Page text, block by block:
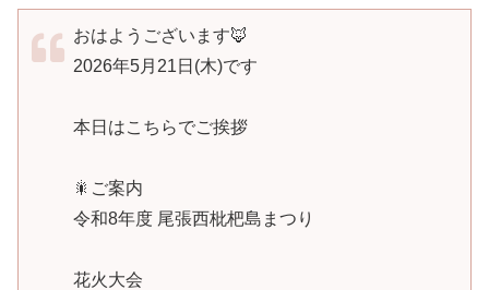
おはようございます🦊
2026年5月21日(木)です
本日はこちらでご挨拶
🎇ご案内
令和8年度 尾張西枇杷島まつり
花火大会